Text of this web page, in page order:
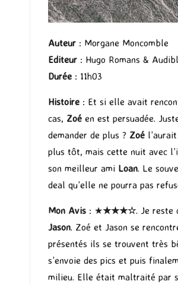
Auteur : Morgane Moncomble
Editeur : Hugo Romans &
Durée : 11h03
Histoire : Et si elle avait
cas, Zoé en est persuadée.
demander de plus ? Zoé
plus tôt, mais cette nuit avec
son meilleur ami Loan. Le
deal qu’elle ne pourra pas
Mon Avis : ★★★★☆. Je reste
Jason. Zoé et Jason se
présentés ils se trouvent très
s’envoie des pics et puis
milieu. Elle était maltraité par